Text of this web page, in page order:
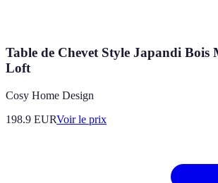
Table de Chevet Style Japandi Bois
Loft
Cosy Home Design
198.9 EURVoir le prix